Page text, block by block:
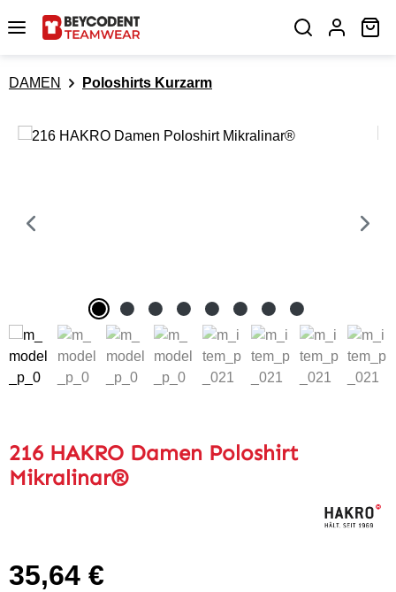
Zum Hauptinhalt springen
DAMEN Poloshirts Kurzarm
Bildergalerie überspringen
216 HAKRO Damen Poloshirt
Mikralinar®
Regulärer Preis:
35,64 €